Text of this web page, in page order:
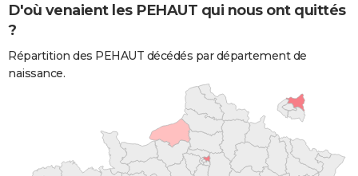
D'où venaient les PEHAUT qui nous ont quittés
?
Répartition des PEHAUT décédés par département de
naissance.